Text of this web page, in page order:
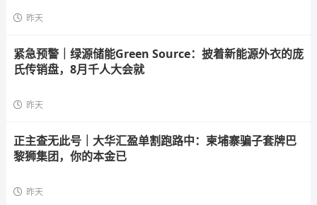
昨天
紧急预警｜绿源储能Green Source：披着新能源外衣的庞
氏传销盘，8月千人大会就
昨天
正主查无此号｜大华汇盈单割跑路中：柬埔寨骗子套牌巴
黎狮集团，你的本金已
昨天